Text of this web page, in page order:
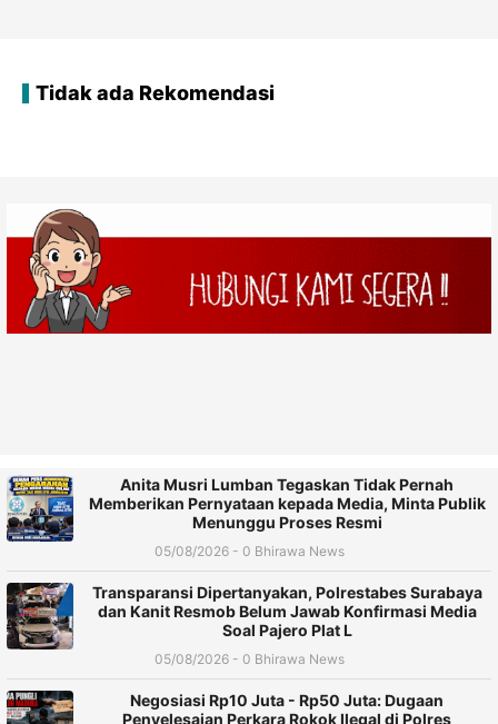
Tidak ada Rekomendasi
Anita Musri Lumban Tegaskan Tidak Pernah
Memberikan Pernyataan kepada Media, Minta Publik
Menunggu Proses Resmi
05/08/2026 - 0 Bhirawa News
Transparansi Dipertanyakan, Polrestabes Surabaya
dan Kanit Resmob Belum Jawab Konfirmasi Media
Soal Pajero Plat L
05/08/2026 - 0 Bhirawa News
Negosiasi Rp10 Juta - Rp50 Juta: Dugaan
Penyelesaian Perkara Rokok Ilegal di Polres